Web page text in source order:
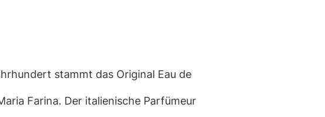
stammt das Original Eau de
Farina. Der italienische Parfümeur